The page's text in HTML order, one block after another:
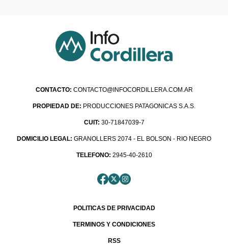
CONTACTO: CONTACTO@INFOCORDILLERA.COM.AR
PROPIEDAD DE: PRODUCCIONES PATAGONICAS S.A.S.
CUIT: 30-71847039-7
DOMICILIO LEGAL: GRANOLLERS 2074 - EL BOLSON - RIO NEGRO
TELEFONO: 2945-40-2610
POLITICAS DE PRIVACIDAD
TERMINOS Y CONDICIONES
RSS